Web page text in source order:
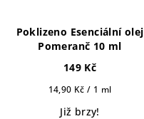
Poklizeno Esenciální olej
Pomeranč 10 ml
149 Kč
Měrná
14,90 Kč / 1 ml
Již brzy!